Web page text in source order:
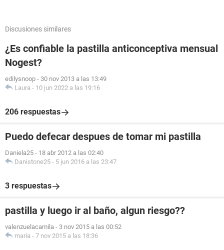
Discusiones similares
¿Es confiable la pastilla anticonceptiva mensual
Nogest?
edilysnoop - 30 nov 2013 a las 13:49
Laura - 10 jun 2022 a las 19:16
206 respuestas
Puedo defecar despues de tomar mi pastilla
Daniela25 - 18 abr 2012 a las 02:40
Danistone25 - 5 jun 2016 a las 23:47
3 respuestas
pastilla y luego ir al baño, algun riesgo??
valenzuelacamila - 3 nov 2015 a las 00:52
maria - 7 nov 2015 a las 18:36